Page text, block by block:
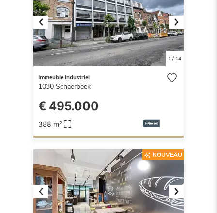
Previous Next
1/ 14
Immeuble industriel
1030 Schaerbeek
€ 495.000
388 m²
Previous Next
NOUVEAU